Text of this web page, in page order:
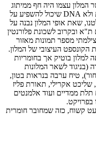
המלון עצמו היה חף ממיתוג
כלשהו. זה אומר שלמלון אין שם, אין זהות ולא DNA שיכול להשפיע על
שאת אופי המלון נבנה על
ובקרוב לשכונת פלורנטין
מספר תמונות מאזור
הקונספט העיצובי של המלון.
למלון בוטיק אך בחומריות
(בניגוד לשאר המלונות
טיח ערבה בנראות בטון,
שליכט אקרילי, תאורת פליז
תלת ממדיים ועוד אלמנטים
בפרויקט.
קשוח, כזה שמחובר חומרית